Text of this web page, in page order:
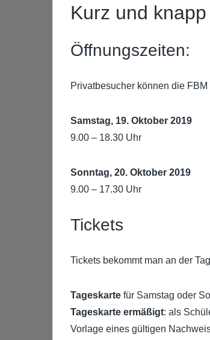
Kurz und
Öffnungszeiten:
Privatbesucher können die
Samstag, 19. Oktober 2019
9.00 – 18.30 Uhr
Sonntag, 20. Oktober 2019
9.00 – 17.30 Uhr
Tickets
Tickets bekommt man an der
Tageskarte für Samstag oder
Tageskarte ermäßigt: als
Vorlage eines gültigen